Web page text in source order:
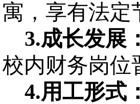
寓，享有法定
3.成长发展：
校内财务岗位
4.用工形式：